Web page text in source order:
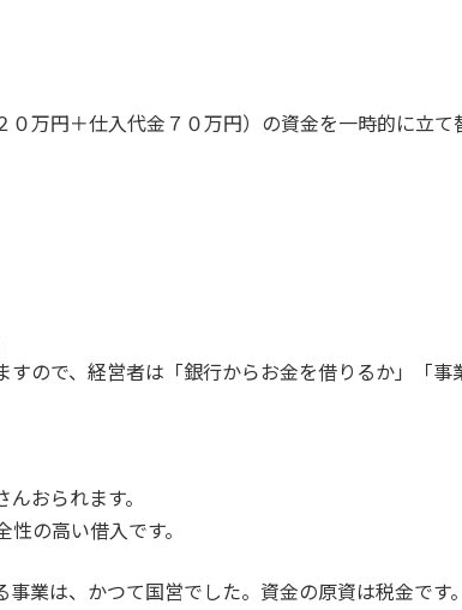
万円＋仕入代金７０万円）の資金を一時的に立て
ので、経営者は「銀行からお金を借りるか」「事
おられます。
の高い借入です。
業は、かつて国営でした。資金の原資は税金です。